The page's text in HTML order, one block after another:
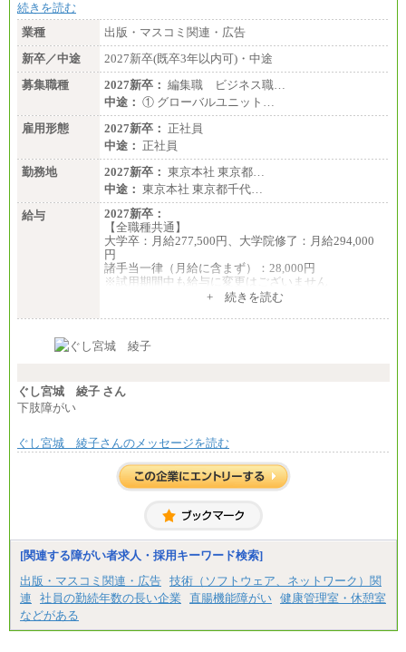
続きを読む
業種
出版・マスコミ関連・広告
新卒／中途
2027新卒(既卒3年以内可)・中途
募集職種
2027新卒： 編集職 ビジネス職…
中途： ① グローバルユニット…
雇用形態
2027新卒： 正社員
中途： 正社員
勤務地
2027新卒： 東京本社 東京都…
中途： 東京本社 東京都千代…
給与
2027新卒：
【全職種共通】
大学卒：月給277,500円、大学院修了：月給294,000
円
諸手当一律（月給に含まず）：28,000円
※試用期間中も給与に変更はございません
月給370,000円～
ます。
の各種手当を含む金額です）
+ 続きを読む
ぐし宮城 綾子 さん
下肢障がい
ぐし宮城 綾子さんのメッセージを読む
[関連する障がい者求人・採用キーワード検索]
出版・マスコミ関連・広告 技術（ソフトウェア、ネットワーク）関
連
社員の勤続年数の長い企業 直腸機能障がい 健康管理室・休憩室
などがある